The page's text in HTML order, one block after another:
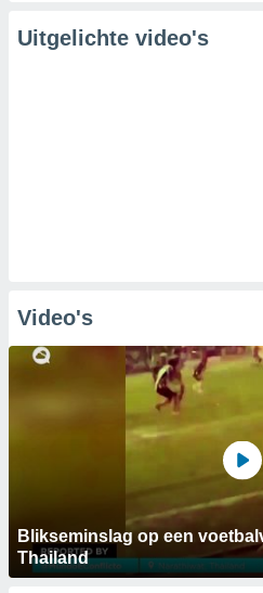
Uitgelichte video's
Video's
Blikseminslag op een
Thailand